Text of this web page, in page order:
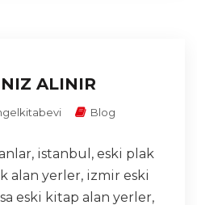
ALINIR
Blog
istanbul, eski plak
alan yerler, izmir eski
eski kitap alan yerler,